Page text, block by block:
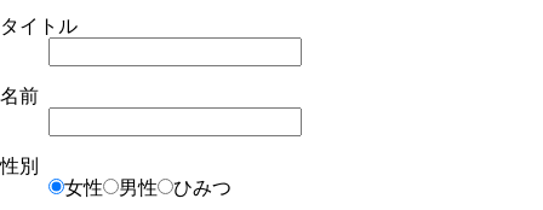
タイトル
名前
性別
女性
男性
ひみつ